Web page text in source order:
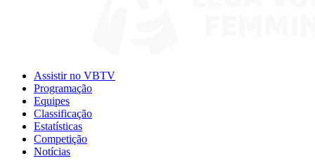
Assistir no VBTV
Programação
Equipes
Classificação
Estatísticas
Competição
Notícias